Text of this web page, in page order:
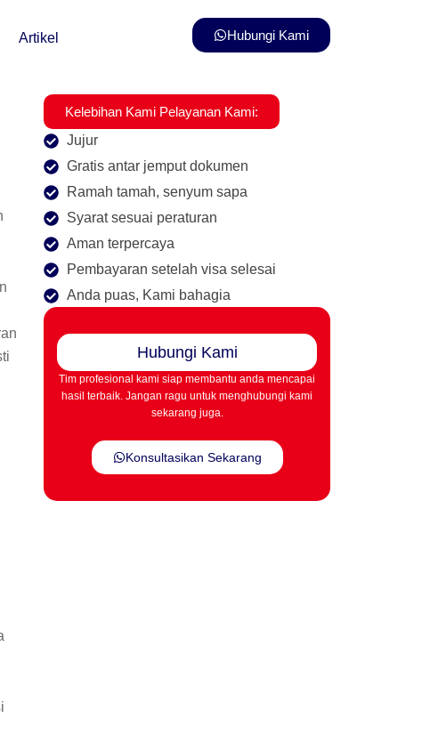
Artikel Hubungi Kami
Kelebihan Kami Pelayanan Kami:
Jujur
Gratis antar jemput dokumen
Ramah tamah, senyum sapa
Syarat sesuai peraturan
Aman terpercaya
Pembayaran setelah visa selesai
Anda puas, Kami bahagia
Hubungi Kami
Tim profesional kami siap membantu anda mencapai
hasil terbaik. Jangan ragu untuk menghubungi kami
sekarang juga.
Konsultasikan Sekarang